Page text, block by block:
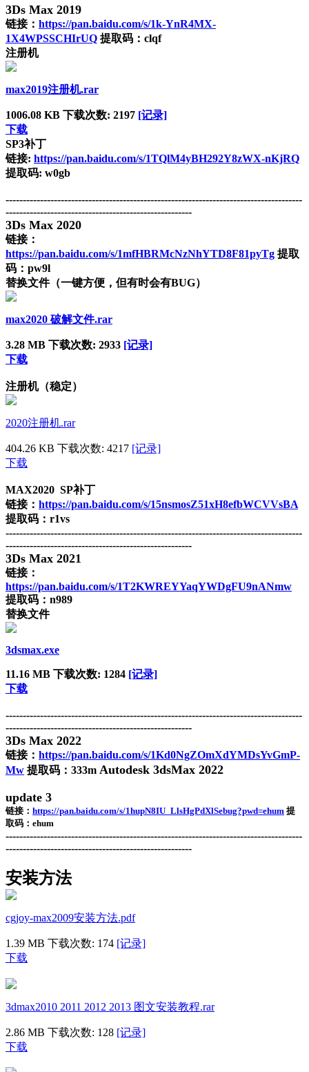
3Ds Max 2019
链接： https://pan.baidu.com/s/1k-YnR4MX-
1X4WPSSCHIrUQ 提取码：clqf
注册机
max2019注册机.rar
1006.08 KB 下载次数: 2197 [记录]
下载
SP3补丁
链接: https://pan.baidu.com/s/1TQlM4yBH292Y8zWX-nKjRQ
提取码: w0gb
--------------------------------------------------------------------------------------
------------------------------------------------------
3Ds Max 2020
链接：
https://pan.baidu.com/s/1mfHBRMcNzNhYTD8F81pyTg 提取
码：pw9l
替换文件（一键方便，但有时会有BUG）
max2020 破解文件.rar
3.28 MB 下载次数: 2933 [记录]
下载
注册机（稳定）
2020注册机.rar
404.26 KB 下载次数: 4217 [记录]
下载
MAX2020 SP补丁
链接： https://pan.baidu.com/s/15nsmosZ51xH8efbWCVVsBA
提取码：r1vs
--------------------------------------------------------------------------------------
------------------------------------------------------
3Ds Max 2021
链接：
https://pan.baidu.com/s/1T2KWREYYaqYWDgFU9nANmw
提取码：n989
替换文件
3dsmax.exe
11.16 MB 下载次数: 1284 [记录]
下载
--------------------------------------------------------------------------------------
------------------------------------------------------
3Ds Max 2022
链接： https://pan.baidu.com/s/1Kd0NgZOmXdYMDsYvGmP-
Mw 提取码：333m Autodesk 3dsMax 2022
update 3
链接： https://pan.baidu.com/s/1hupN8IU_LlsHgPdXlSebug?pwd=ehum 提
取码：ehum
--------------------------------------------------------------------------------------
------------------------------------------------------
安装方法
cgjoy-max2009安装方法.pdf
1.39 MB 下载次数: 174 [记录]
下载
3dmax2010 2011 2012 2013 图文安装教程.rar
2.86 MB 下载次数: 128 [记录]
下载